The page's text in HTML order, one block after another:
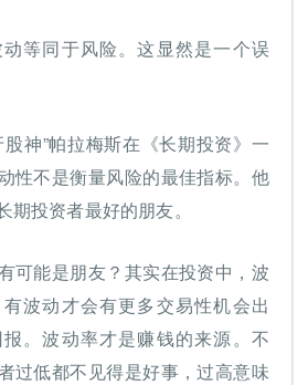
等同于风险。这显然是一个误
神”帕拉梅斯在《长期投资》一
性不是衡量风险的最佳指标。他
投资者最好的朋友。
可能是朋友？其实在投资中，波
波动才会有更多交易性机会出
。波动率才是赚钱的来源。不
过低都不见得是好事，过高意味